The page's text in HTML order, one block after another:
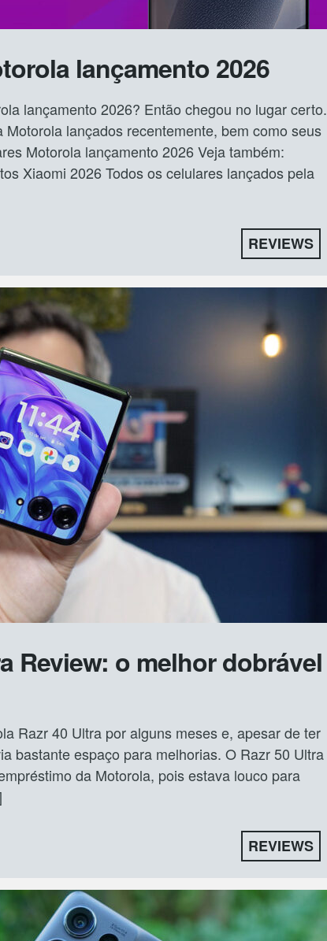
lançamento 2026
lançamento 2026? Então chegou no lugar certo.
lançados recentemente, bem como seus
Motorola lançamento 2026 Veja também:
Xiaomi 2026 Todos os celulares lançados pela
REVIEWS
Review: o melhor dobrável
Razr 40 Ultra por alguns meses e, apesar de ter
bastante espaço para melhorias. O Razr 50 Ultra
da Motorola, pois estava louco para
REVIEWS